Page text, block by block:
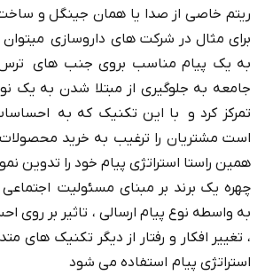
ریتم خاصی از صدا یا همان جینگل و ساخت
برای مثال در شرکت های داروسازی
به یک پیام مناسب بروی جنب های ترس
جامعه به جلوگیری از مبتلا شدن به یک
تمرکز کرد و با این تکنیک که به
است مشتریان را ترغیب به خرید
همین راستا استراتژی پیام خود را تدوین
چهره یک برند بر مبنای مسئولیت اجتماعی
به واسطه نوع پیام ارسالی ، تاثیر بر
، تغییر افکار و رفتار از دیگر تکنیک های
استراتژی پیام استفاده می شود